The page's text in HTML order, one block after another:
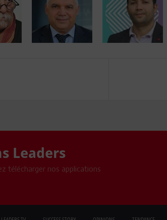
Leaders
télécharger nos applications